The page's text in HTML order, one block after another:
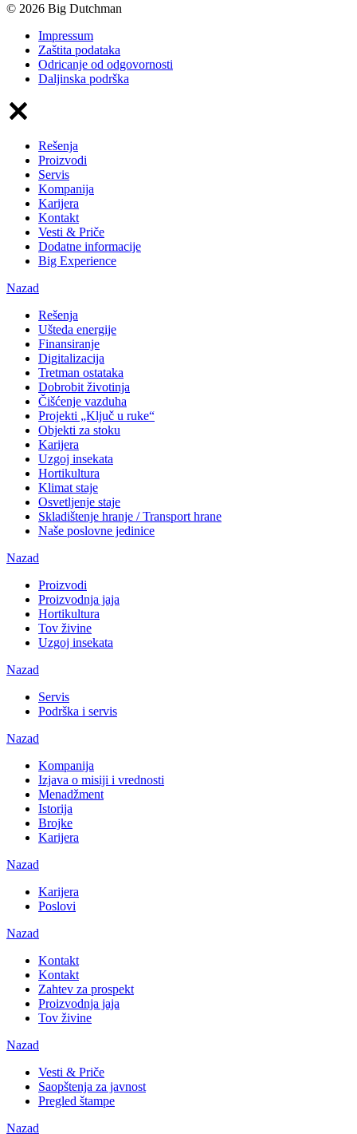
© 2026 Big Dutchman
Impressum
Zaštita podataka
Odricanje od odgovornosti
Daljinska podrška
Rešenja
Proizvodi
Servis
Kompanija
Karijera
Kontakt
Vesti & Priče
Dodatne informacije
Big Experience
Nazad
Rešenja
Ušteda energije
Finansiranje
Digitalizacija
Tretman ostataka
Dobrobit životinja
Čišćenje vazduha
Projekti „Ključ u ruke“
Objekti za stoku
Karijera
Uzgoj insekata
Hortikultura
Klimat staje
Osvetljenje staje
Skladištenje hranje / Transport hrane
Naše poslovne jedinice
Nazad
Proizvodi
Proizvodnja jaja
Hortikultura
Tov živine
Uzgoj insekata
Nazad
Servis
Podrška i servis
Nazad
Kompanija
Izjava o misiji i vrednosti
Menadžment
Istorija
Brojke
Karijera
Nazad
Karijera
Poslovi
Nazad
Kontakt
Kontakt
Zahtev za prospekt
Proizvodnja jaja
Tov živine
Nazad
Vesti & Priče
Saopštenja za javnost
Pregled štampe
Nazad